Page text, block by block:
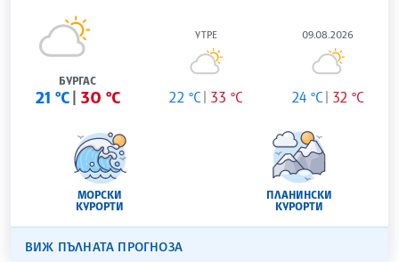
БУРГАС
21 °C 30 °C
УТРЕ
22 °C 33 °C
09.08.2026
24 °C 32 °C
МОРСКИ
КУРОРТИ
ПЛАНИНСКИ
КУРОРТИ
ВИЖ ПЪЛНАТА ПРОГНОЗА